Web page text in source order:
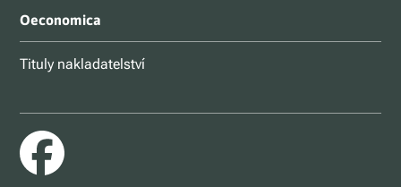
Oeconomica
Tituly nakladatelství